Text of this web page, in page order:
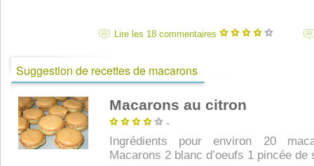
Lire les 18 commentaires
Suggestion de recettes de macarons
Macarons au citron
-
Ingrédients pour environ 20
Macarons 2 blanc d’oeufs 1 pincée de